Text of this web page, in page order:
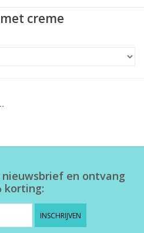
creme
en ontvang
korting:
INSCHRIJVEN